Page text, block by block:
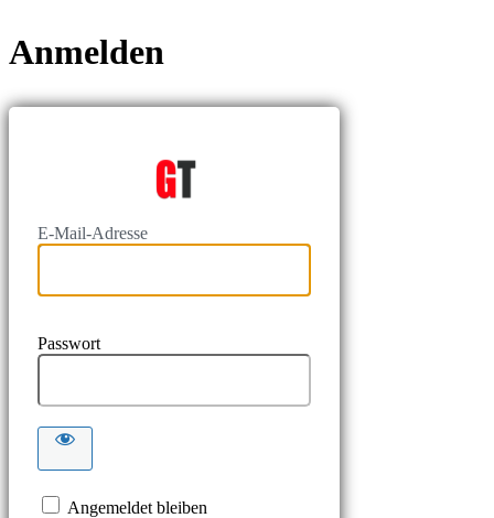
Anmelden
E-Mail-Adresse
Passwort
Angemeldet bleiben